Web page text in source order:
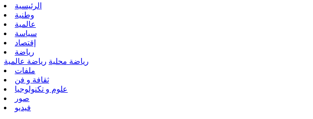
الرئيسية
وطنية
عالمية
سياسة
إقتصاد
رياضة
رياضة محلية رياضة عالمية
ملفات
ثقافة و فن
علوم و تكنولوجيا
صور
فيديو